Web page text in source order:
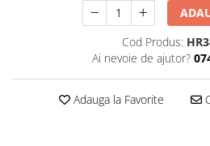
Cod Produs:
Ai nevoie de ajutor?
Adauga la Favorite